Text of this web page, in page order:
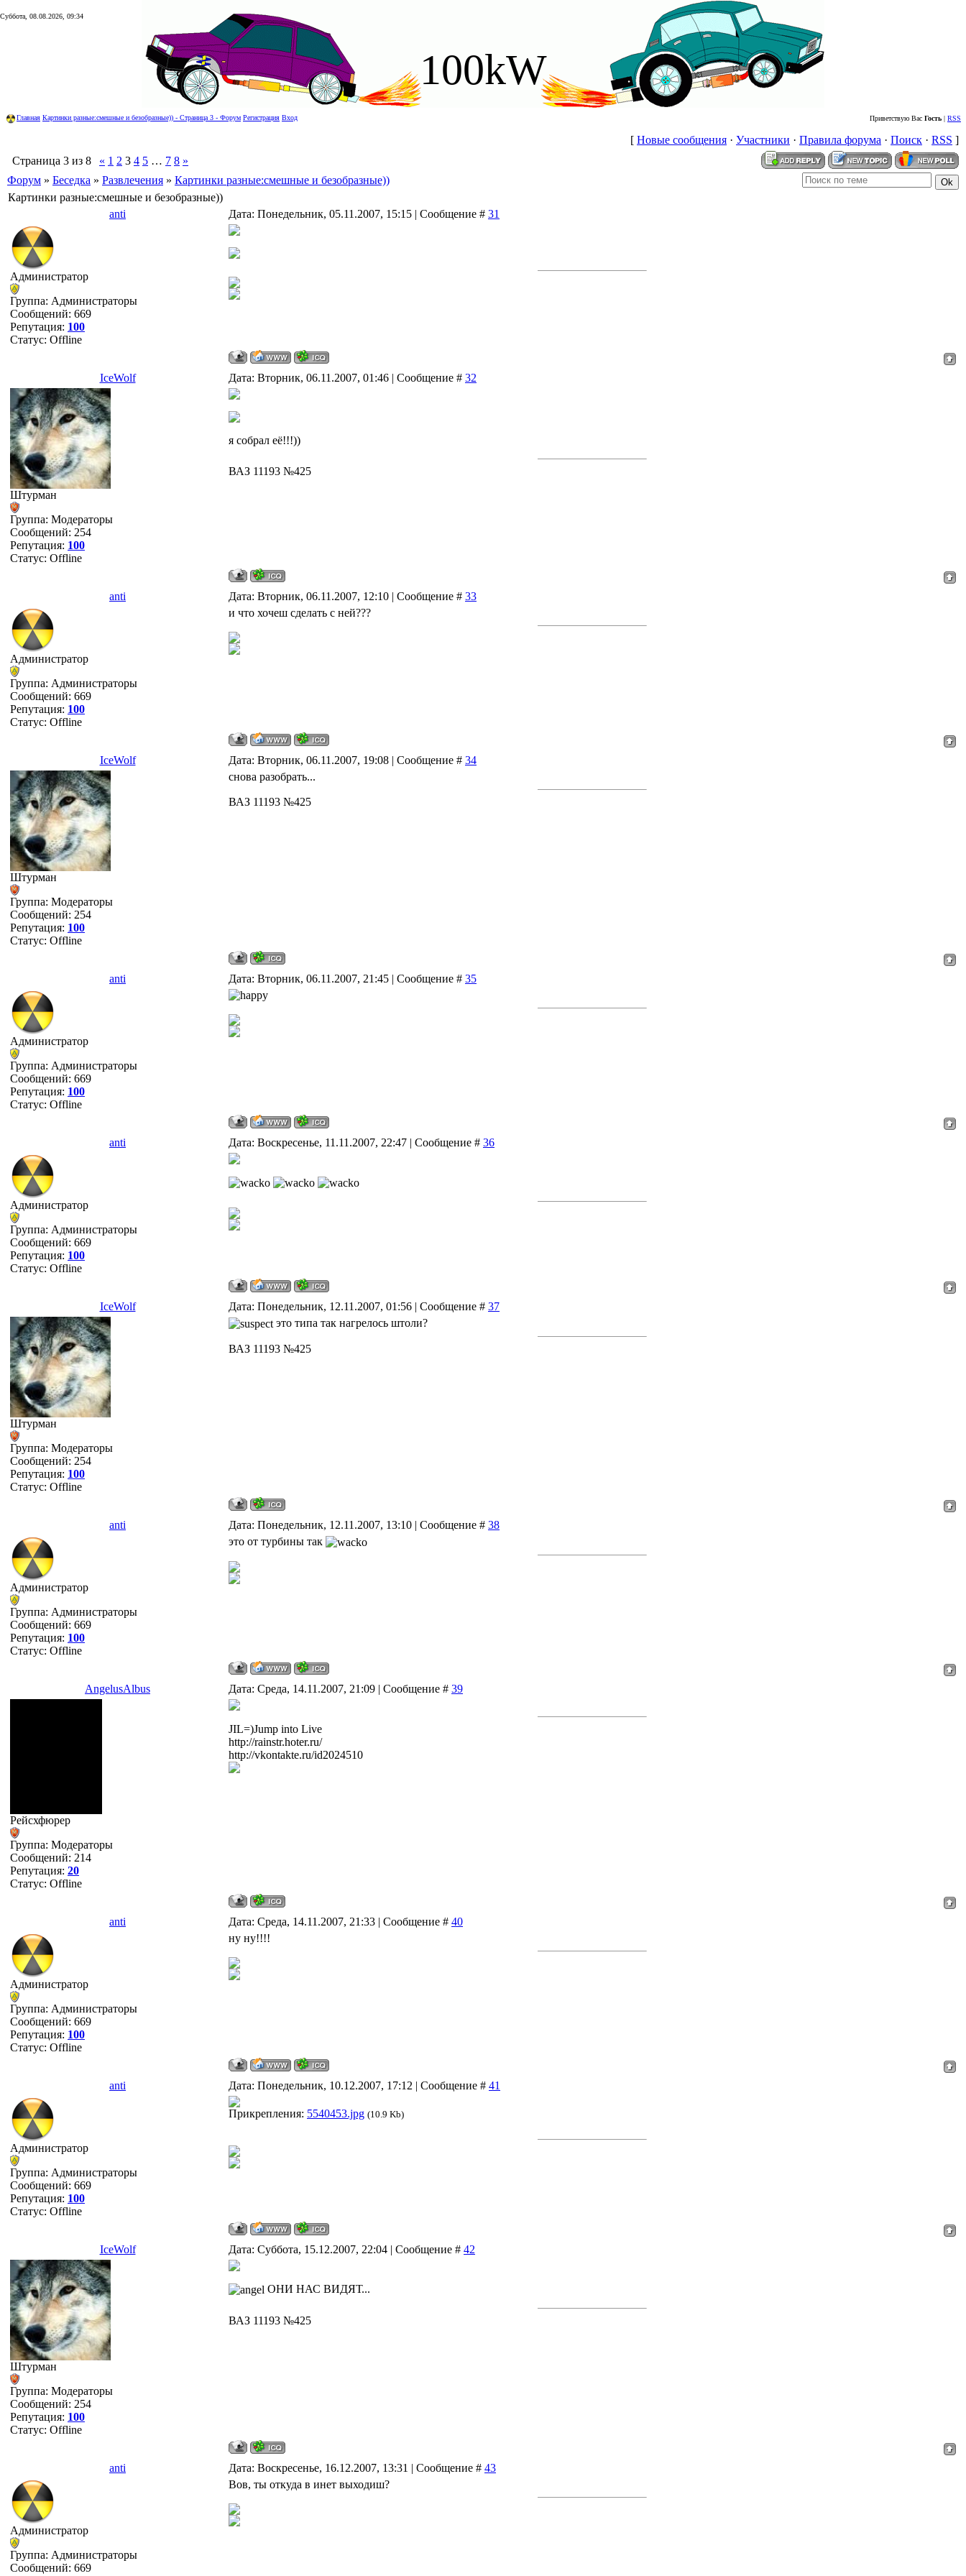
Суббота, 08.08.2026, 09:34
100kW
Главная Картинки разные:смешные и безобразные)) - Страница 3 - Форум Регистрация Вход Приветствую Вас Гость | RSS
[ Новые сообщения · Участники · Правила форума · Поиск · RSS ]
Страница 3 из 8 « 1 2 3 4 5 … 7 8 »
Форум » Беседка » Развлечения » Картинки разные:смешные и безобразные))
Картинки разные:смешные и безобразные))
anti
Дата: Понедельник, 05.11.2007, 15:15 | Сообщение # 31
Администратор
Группа: Администраторы
Сообщений: 669
Репутация: 100
Статус: Offline
IceWolf Дата: Вторник, 06.11.2007, 01:46 | Сообщение # 32
Штурман
Группа: Модераторы
Сообщений: 254
Репутация: 100
Статус: Offline
я собрал её!!!))
ВАЗ 11193 №425
anti Дата: Вторник, 06.11.2007, 12:10 | Сообщение # 33
Администратор
Группа: Администраторы
Сообщений: 669
Репутация: 100
Статус: Offline
и что хочеш сделать с ней???
IceWolf Дата: Вторник, 06.11.2007, 19:08 | Сообщение # 34
Штурман
Группа: Модераторы
Сообщений: 254
Репутация: 100
Статус: Offline
снова разобрать...
ВАЗ 11193 №425
anti Дата: Вторник, 06.11.2007, 21:45 | Сообщение # 35
Администратор
Группа: Администраторы
Сообщений: 669
Репутация: 100
Статус: Offline
anti Дата: Воскресенье, 11.11.2007, 22:47 | Сообщение # 36
Администратор
Группа: Администраторы
Сообщений: 669
Репутация: 100
Статус: Offline
IceWolf Дата: Понедельник, 12.11.2007, 01:56 | Сообщение # 37
Штурман
Группа: Модераторы
Сообщений: 254
Репутация: 100
Статус: Offline
это типа так нагрелось штоли?
ВАЗ 11193 №425
anti Дата: Понедельник, 12.11.2007, 13:10 | Сообщение # 38
Администратор
Группа: Администраторы
Сообщений: 669
Репутация: 100
Статус: Offline
это от турбины так
AngelusAlbus Дата: Среда, 14.11.2007, 21:09 | Сообщение # 39
Рейсхфюрер
Группа: Модераторы
Сообщений: 214
Репутация: 20
Статус: Offline
JIL=)Jump into Live
http://rainstr.hoter.ru/
http://vkontakte.ru/id2024510
anti Дата: Среда, 14.11.2007, 21:33 | Сообщение # 40
Администратор
Группа: Администраторы
Сообщений: 669
Репутация: 100
Статус: Offline
ну ну!!!!
anti Дата: Понедельник, 10.12.2007, 17:12 | Сообщение # 41
Администратор
Группа: Администраторы
Сообщений: 669
Репутация: 100
Статус: Offline
Прикрепления: 5540453.jpg (10.9 Kb)
IceWolf Дата: Суббота, 15.12.2007, 22:04 | Сообщение # 42
Штурман
Группа: Модераторы
Сообщений: 254
Репутация: 100
Статус: Offline
ОНИ НАС ВИДЯТ...
ВАЗ 11193 №425
anti Дата: Воскресенье, 16.12.2007, 13:31 | Сообщение # 43
Администратор
Группа: Администраторы
Сообщений: 669
Вов, ты откуда в инет выходиш?